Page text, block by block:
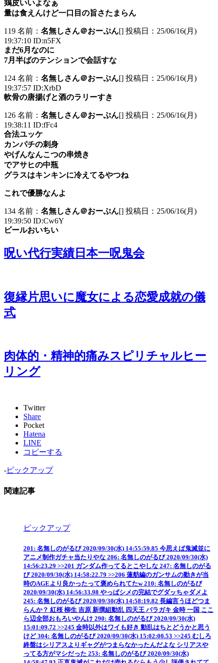
鶏皮いいよなぁ
量は食えんけど一口目の旨さたまらん
119 名前： 名無しさん＠おーぷん[] 投稿日：25/06/16(月)
19:37:10 ID:n5FX
まだ6月なのに
7月半ばのテンションで会話すな
124 名前： 名無しさん＠おーぷん[] 投稿日：25/06/16(月)
19:37:57 ID:XrbD
軟骨の唐揚げと酒のラリーすき
126 名前： 名無しさん＠おーぷん[] 投稿日：25/06/16(月)
19:38:11 ID:fFc4
合法ユッケ
カンパチの刺身
やげんなんこつの串焼き
でアサヒの中瓶
グラスはキンキンに冷えてるやつね
これで優勝なんよ
134 名前： 名無しさん＠おーぷん[] 投稿日：25/06/16(月)
19:39:50 ID:Cw6Y
ビールおいちい
呪い代行実績日本一呪鬼会
復縁片思いに魔女による恋愛成就の儀
式
肉体的・精神的痛みスピリチャルヒー
リング
Twitter
Share
Pocket
Hatena
LINE
コピーする
-ピックアップ
関連記事
ピックアップ
201: 名無しのがるび 2020/09/30(水) 14:55:59.85 今思えば鬼滅並に
アニメ制作ガチャ当たりやな 206: 名無しのがるび 2020/09/30(水)
14:56:23.29 >>201 ガンダム作ってるとこやしな 247: 名無しのがる
び 2020/09/30(水) 14:58:22.79 >>206 蓮舫編のガンサムの動きが当
時のAGEより良かったって褒められてたw 210: 名無しのがるび
2020/09/30(水) 14:56:33.98 やっぱシメの完結でグダッちゃダメよ
245: 名無しのがるび 2020/09/30(水) 14:58:19.82 長編言うほどつま
らんか？ 紅桜 柳生 吉原 新撰組動乱 四天王 バラガキ 金時 一国 ここ
ら辺全部おもろいやんけ 290: 名無しのがるび 2020/09/30(水)
15:01:09.72 >>245 金時以外はワイも好き 動乱はちとどうかと思う
けど 304: 名無しのがるび 2020/09/30(水) 15:02:00.53 >>245 むしろ
終盤はシリアスよりギャグがつまらなかったんだよな シリアスや
ってる方がマシだった 253: 名無しのがるび 2020/09/30(水)